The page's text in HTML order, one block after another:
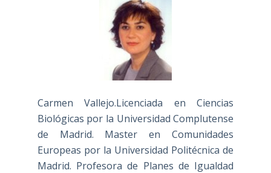
Carmen Vallejo.Licenciada en Ciencias
Biológicas por la Universidad Complutense
de Madrid. Master en Comunidades
Europeas por la Universidad Politécnica de
Madrid. Profesora de Planes de Igualdad